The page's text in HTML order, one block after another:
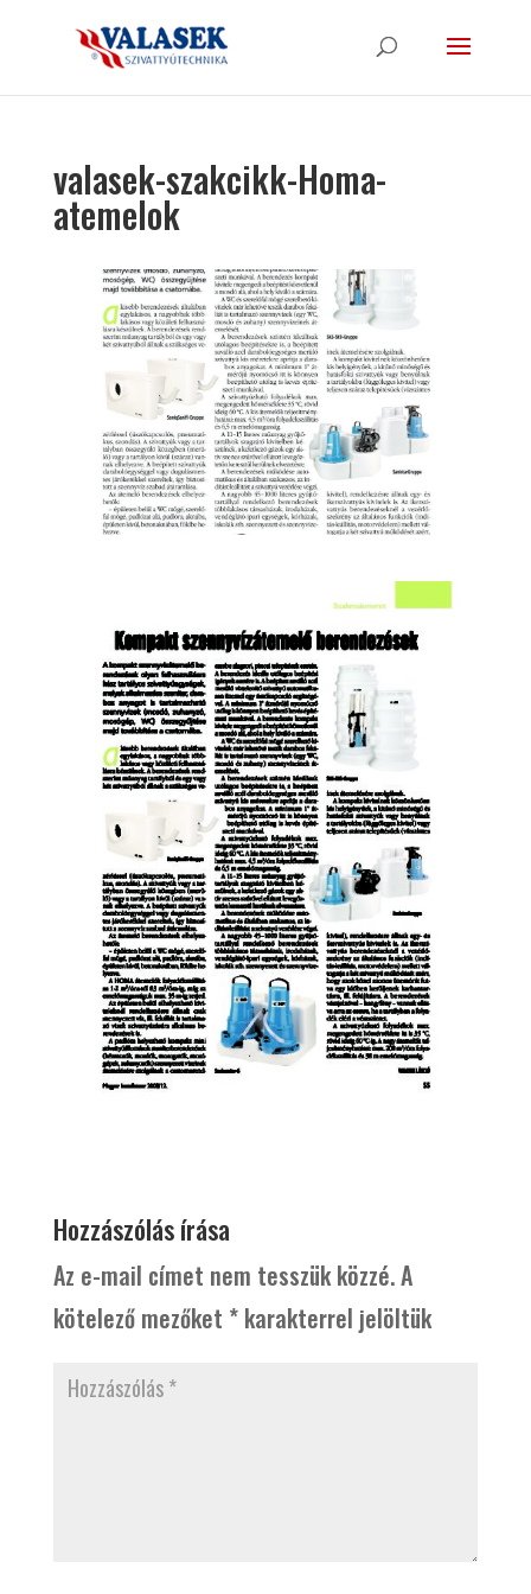
valasek-szakcikk-Homa-
atemelok
Hozzászólás írása
Az e-mail címet nem tesszük közzé.A
kötelező mezőket *karakterrel jelöltük